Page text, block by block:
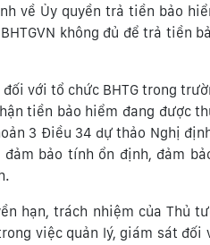
về Ủy quyền trả tiền bảo
không đủ để trả tiền
với tổ chức BHTG trong
tiền bảo hiểm đang được
3 Điều 34 dự thảo Nghị
bảo tính ổn định, đảm
hạn, trách nhiệm của Thủ
việc quản lý, giám sát đối